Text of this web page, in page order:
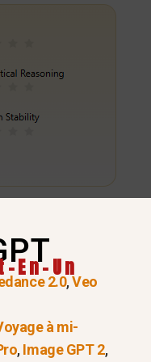
>
dans
En-Un
2.0,Veo
à mi-
,Image GPT 2,